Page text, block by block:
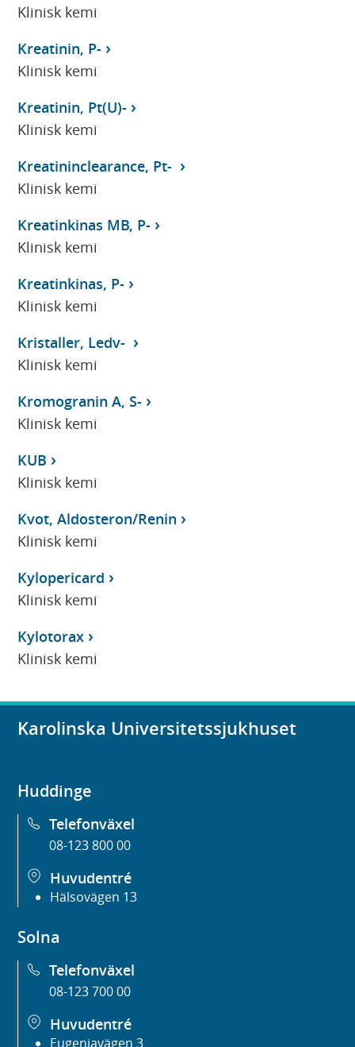
Klinisk kemi
Kreatinin, P-
Klinisk kemi
Kreatinin, Pt(U)-
Klinisk kemi
Kreatininclearance, Pt-
Klinisk kemi
Kreatinkinas MB, P-
Klinisk kemi
Kreatinkinas, P-
Klinisk kemi
Kristaller, Ledv-
Klinisk kemi
Kromogranin A, S-
Klinisk kemi
KUB
Klinisk kemi
Kvot, Aldosteron/Renin
Klinisk kemi
Kylopericard
Klinisk kemi
Kylotorax
Klinisk kemi
Karolinska Universitetssjukhuset
Huddinge
Telefonväxel
08-123 800 00
Huvudentré
Hälsovägen 13
Solna
Telefonväxel
08-123 700 00
Huvudentré
Eugeniavägen 3